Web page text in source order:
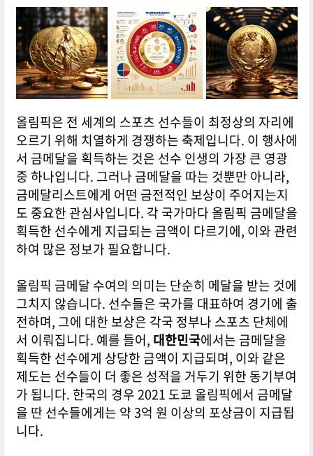
올림픽은 전 세계의 스포츠 선수들이 최정상의 자리에
오르기 위해 치열하게 경쟁하는 축제입니다. 이 행사에
서 금메달을 획득하는 것은 선수 인생의 가장 큰 영광
중 하나입니다. 그러나 금메달을 따는 것뿐만 아니라,
금메달리스트에게 어떤 금전적인 보상이 주어지는지
도 중요한 관심사입니다. 각 국가마다 올림픽 금메달을
획득한 선수에게 지급되는 금액이 다르기에, 이와 관련
하여 많은 정보가 필요합니다.
올림픽 금메달 수여의 의미는 단순히 메달을 받는 것에
그치지 않습니다. 선수들은 국가를 대표하여 경기에 출
전하며, 그에 대한 보상은 각국 정부나 스포츠 단체에
서 이뤄집니다. 예를 들어, 대한민국에서는 금메달을
획득한 선수에게 상당한 금액이 지급되며, 이와 같은
제도는 선수들이 더 좋은 성적을 거두기 위한 동기부여
가 됩니다. 한국의 경우 2021 도쿄 올림픽에서 금메달
을 딴 선수들에게는 약 3억 원 이상의 포상금이 지급됩
니다.